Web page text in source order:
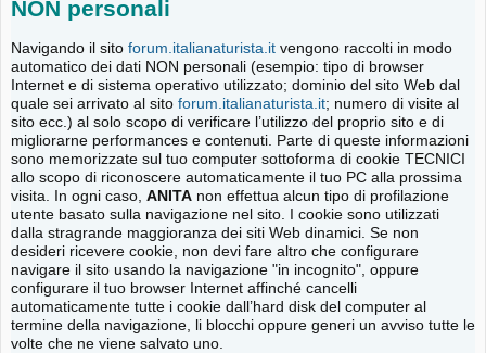
NON personali
Navigando il sito forum.italianaturista.it vengono raccolti in modo
automatico dei dati NON personali (esempio: tipo di browser
Internet e di sistema operativo utilizzato; dominio del sito Web dal
quale sei arrivato al sito forum.italianaturista.it; numero di visite al
sito ecc.) al solo scopo di verificare l’utilizzo del proprio sito e di
migliorarne performances e contenuti. Parte di queste informazioni
sono memorizzate sul tuo computer sottoforma di cookie TECNICI
allo scopo di riconoscere automaticamente il tuo PC alla prossima
visita. In ogni caso, ANITA non effettua alcun tipo di profilazione
utente basato sulla navigazione nel sito. I cookie sono utilizzati
dalla stragrande maggioranza dei siti Web dinamici. Se non
desideri ricevere cookie, non devi fare altro che configurare
navigare il sito usando la navigazione "in incognito", oppure
configurare il tuo browser Internet affinché cancelli
automaticamente tutte i cookie dall’hard disk del computer al
termine della navigazione, li blocchi oppure generi un avviso tutte le
volte che ne viene salvato uno.